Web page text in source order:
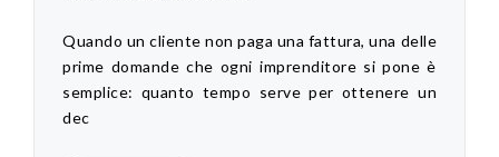
Quando un cliente non paga una fattura, una delle
prime domande che ogni imprenditore si pone è
semplice: quanto tempo serve per ottenere un
dec